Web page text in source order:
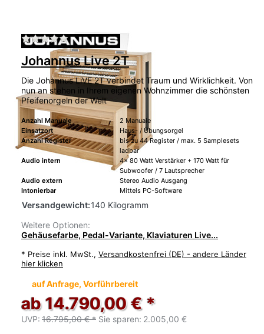
Zu diesem Produkt liegen noch keine
Johannus Live 2T
Die Johannus LiVE 2T verbindet Traum und Wirklichkeit. Von
nun an stehen in Ihrem eigenen Wohnzimmer die schönsten
Pfeifenorgeln der Welt
Anzahl Manuale
2 Manuale
Einsatzort
Haus- / Übungsorgel
Anzahl Register
bis zu 44 Register / max. 5 Samplesets
ladbar
Audio intern
4x 80 Watt Verstärker + 170 Watt für
Subwoofer / 7 Lautsprecher
Audio extern
Stereo Audio Ausgang
Intonierbar
Mittels PC-Software
Versandgewicht:140 Kilogramm
Weitere Optionen:
Gehäusefarbe, Pedal-Variante, Klaviaturen Live...
* Preise inkl. MwSt., Versandkostenfrei (DE) - andere Länder
hier klicken
auf Anfrage, Vorführbereit
ab 14.790,00 € *
UVP: 16.795,00 € * Sie sparen: 2.005,00 €